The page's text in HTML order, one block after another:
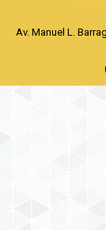
Av. Manuel L.